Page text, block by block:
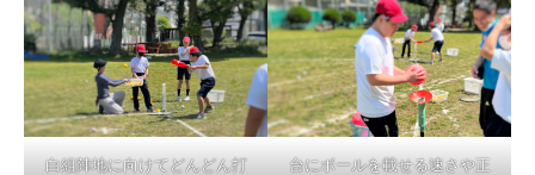
白組陣地に向けてどんどん打
台にボールを載せる速さや正